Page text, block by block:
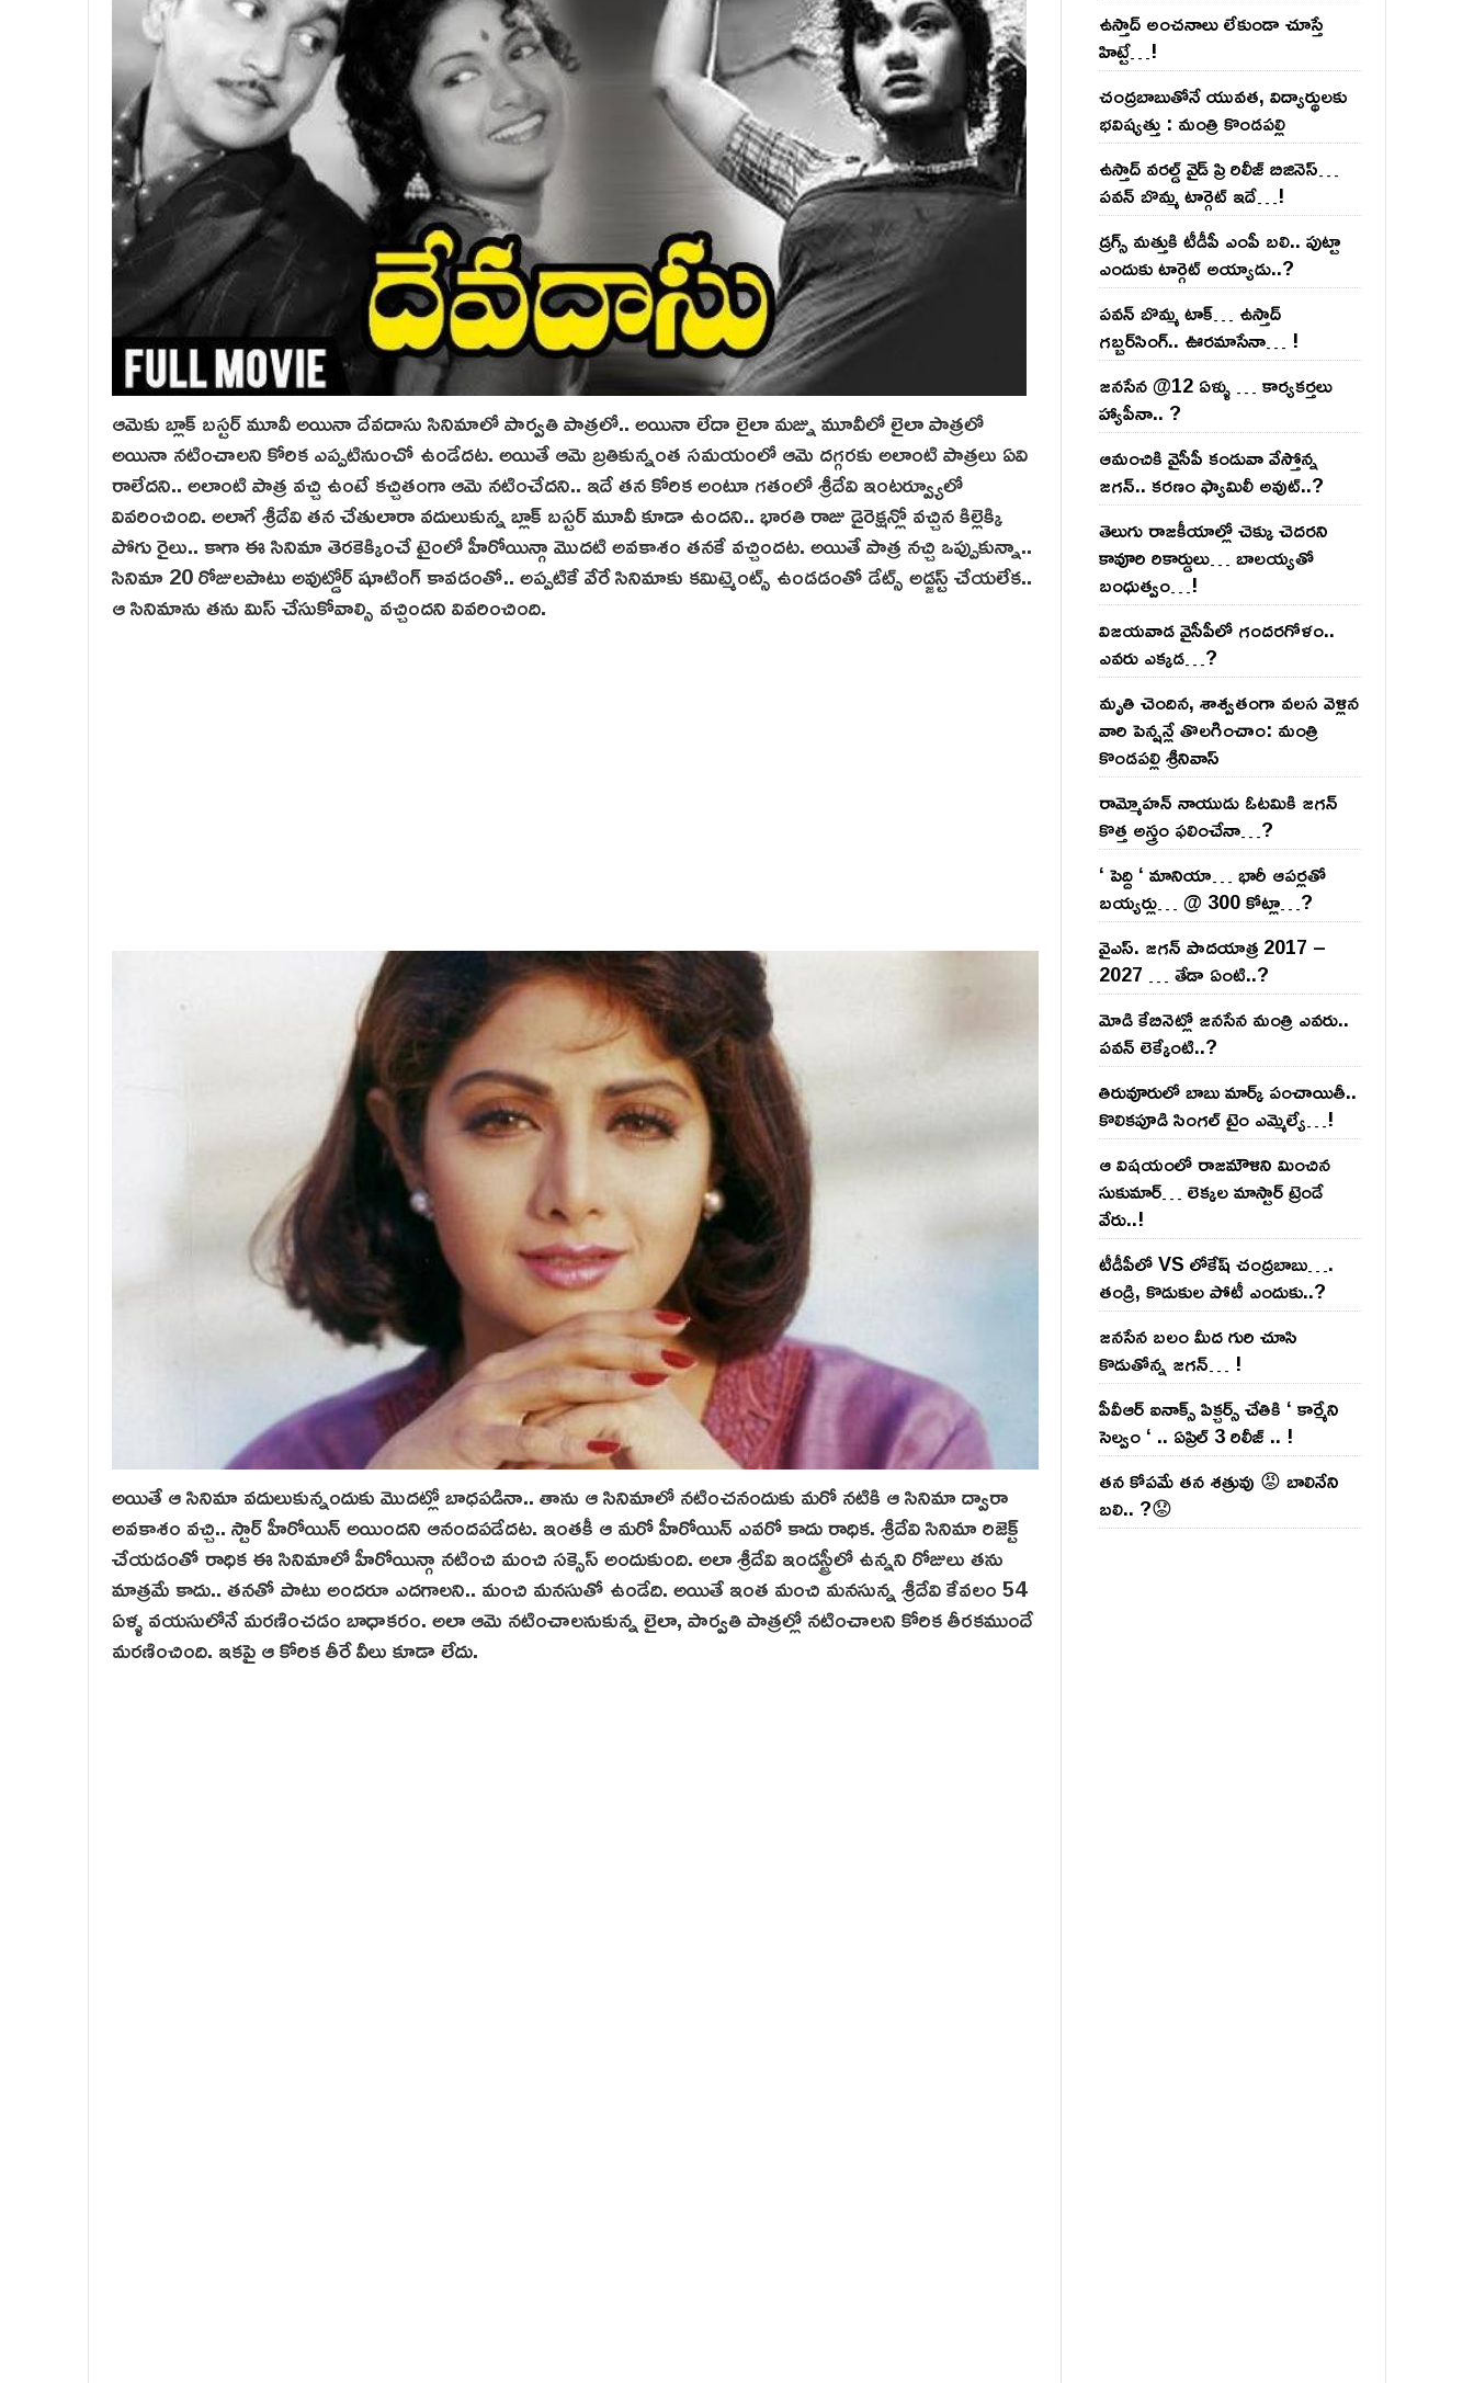
ఆమెకు బ్లాక్ బస్టర్ మూవీ అయినా దేవదాసు సినిమాలో పార్వతి పాత్రలో.. అయినా లేదా లైలా మజ్ను మూవీలో లైలా పాత్రలో
అయినా నటించాలని కోరిక ఎప్పటినుంచో ఉండేదట. అయితే ఆమె బ్రతికున్నంత సమయంలో ఆమె దగ్గరకు అలాంటి పాత్రలు ఏవి
రాలేదని.. అలాంటి పాత్ర వచ్చి ఉంటే కచ్చితంగా ఆమె నటించేదని.. ఇదే తన కోరిక అంటూ గతంలో శ్రీదేవి ఇంటర్వ్యూలో
వివరించింది. అలాగే శ్రీదేవి తన చేతులారా వదులుకున్న బ్లాక్ బస్టర్ మూవీ కూడా ఉందని.. భారతి రాజు డైరెక్షన్లో వచ్చిన కిల్లెక్కి
పోగు రైలు.. కాగా ఈ సినిమా తెరకెక్కించే టైంలో హీరోయిన్గా మొదటి అవకాశం తనకే వచ్చిందట‌. అయితే పాత్ర నచ్చి ఒప్పుకున్నా..
సినిమా 20 రోజులపాటు అవుట్డోర్ షూటింగ్ కావడంతో.. అప్పటికే వేరే సినిమాకు కమిట్మెంట్స్ ఉండడంతో డేట్స్ అడ్జస్ట్ చేయలేక..
ఆ సినిమాను తను మిస్ చేసుకోవాల్సి వచ్చిందని వివరించింది.
అయితే ఆ సినిమా వదులుకున్నందుకు మొదట్లో బాధపడినా.. తాను ఆ సినిమాలో నటించనందుకు మరో నటికి ఆ సినిమా ద్వారా
అవకాశం వచ్చి.. స్టార్ హీరోయిన్ అయిందని ఆనందపడేదట. ఇంతకీ ఆ మరో హీరోయిన్ ఎవరో కాదు రాధిక. శ్రీదేవి సినిమా రిజెక్ట్
చేయడంతో రాధిక ఈ సినిమాలో హీరోయిన్గా నటించి మంచి సక్సెస్ అందుకుంది. అలా శ్రీదేవి ఇండస్ట్రీలో ఉన్న‌ని రోజులు తను
మాత్రమే కాదు.. తనతో పాటు అందరూ ఎదగాలని.. మంచి మనసుతో ఉండేది. అయితే ఇంత మంచి మనసున్న శ్రీదేవి కేవలం 54
ఏళ్ళ వయసులోనే మరణించడం బాధాకరం. అలా ఆమె నటించాలనుకున్న లైలా, పార్వతి పాత్రల్లో నటించాలని కోరిక తీరకముందే
మరణించింది. ఇకపై ఆ కోరిక తీరే వీలు కూడా లేదు.
ఉస్తాద్ అంచ‌నాలు లేకుండా చూస్తే
హిట్టే…!
చంద్ర‌బాబుతోనే యువ‌త‌, విద్యార్థుల‌కు
భ‌విష్య‌త్తు : మంత్రి కొండ‌ప‌ల్లి
ఉస్తాద్ వ‌ర‌ల్డ్ వైడ్ ప్రి రిలీజ్ బిజినెస్‌…
ప‌వ‌న్ బొమ్మ టార్గెట్ ఇదే…!
డ్రగ్స్ మత్తుకి టీడీపీ ఎంపీ బలి.. పుట్టా
ఎందుకు టార్గెట్ అయ్యాడు..?
ప‌వ‌న్ బొమ్మ టాక్‌… ఉస్తాద్
గ‌బ్బ‌ర్‌సింగ్‌.. ఊర‌మాసేనా… !
జనసేన @12 ఏళ్ళు … కార్యకర్తలు
హ్యాపీనా.. ?
ఆమంచికి వైసీపీ కండువా వేస్తోన్న
జ‌గ‌న్‌.. క‌ర‌ణం ఫ్యామిలీ అవుట్‌..?
తెలుగు రాజ‌కీయాల్లో చెక్కు చెద‌ర‌ని
కావూరి రికార్డులు… బాల‌య్యతో
బంధుత్వం…!
విజ‌య‌వాడ వైసీపీలో గంద‌ర‌గోళం..
ఎవ‌రు ఎక్క‌డ‌…?
మృతి చెందిన, శాశ్వతంగా వలస వెళ్లిన
వారి పెన్ష‌న్లే తొల‌గించాం: మంత్రి
కొండపల్లి శ్రీనివాస్
రామ్మోహ‌న్ నాయుడు ఓట‌మికి జ‌గ‌న్
కొత్త అస్త్రం ఫ‌లించేనా…?
‘ పెద్ది ‘ మానియా… భారీ ఆప‌ర్ల‌తో
బ‌య్య‌ర్లు… @ 300 కోట్లా…?
వైఎస్‌. జ‌గ‌న్ పాద‌యాత్ర 2017 –
2027 … తేడా ఏంటి..?
మోడి కేబినెట్లో జ‌నసేన మంత్రి ఎవ‌రు..
ప‌వ‌న్ లెక్కేంటి..?
తిరువూరులో బాబు మార్క్ పంచాయితీ..
కొలిక‌పూడి సింగ‌ల్ టైం ఎమ్మెల్యే…!
ఆ విష‌యంలో రాజ‌మౌళిని మించిన
సుకుమార్‌… లెక్క‌ల మాస్టార్ ట్రెండే
వేరు..!
టీడీపీలో VS లోకేష్ చంద్ర‌బాబు….
తండ్రి, కొడుకుల పోటీ ఎందుకు..?
జ‌న‌సేన బ‌లం మీద గురి చూసి
కొడుతోన్న జ‌గ‌న్‌… !
పీవీఆర్ ఐనాక్స్ పిక్చర్స్ చేతికి ‘ కార్మేని
సెల్వం ‘ .. ఏప్రిల్ 3 రిలీజ్ .. !
తన కోపమే తన శత్రువు 😡 బాలినేని
బలి.. ?😟